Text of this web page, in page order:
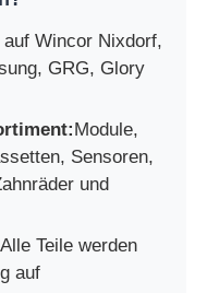
Wincor Nixdorf,
GRG, Glory
Module,
Sensoren,
und
Alle Teile werden
auf